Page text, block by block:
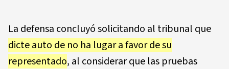
La defensa concluyó solicitando al tribunal que
dicte auto de no ha lugar a favor de su
representado, al considerar que las pruebas